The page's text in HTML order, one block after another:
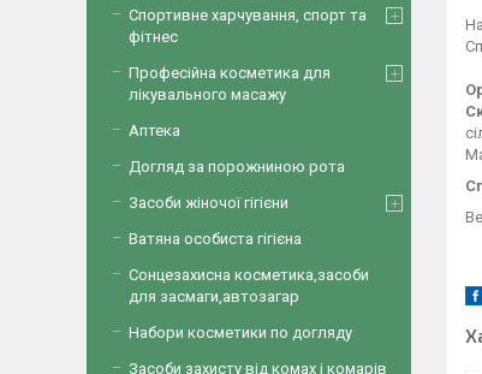
Спортивне харчування, спорт та
фітнес
Професійна косметика для
лікувального масажу
Аптека
Догляд за порожниною рота
Засоби жіночої гігієни
Ватяна особиста гігієна
Сонцезахисна косметика,засоби
для засмаги,автозагар
Набори косметики по догляду
Засоби захисту від комах і комарів